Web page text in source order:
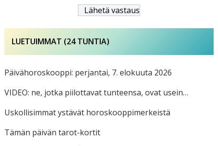
LUETUIMMAT (24 TUNTIA)
Päivähoroskooppi: perjantai, 7. elokuuta 2026
VIDEO: ne, jotka piilottavat tunteensa, ovat usein…
Uskollisimmat ystävät horoskooppimerkeistä
Tämän päivän tarot-kortit